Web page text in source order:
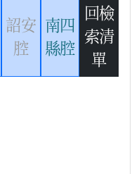
詔安
腔
南四
縣腔
回檢
索清
單